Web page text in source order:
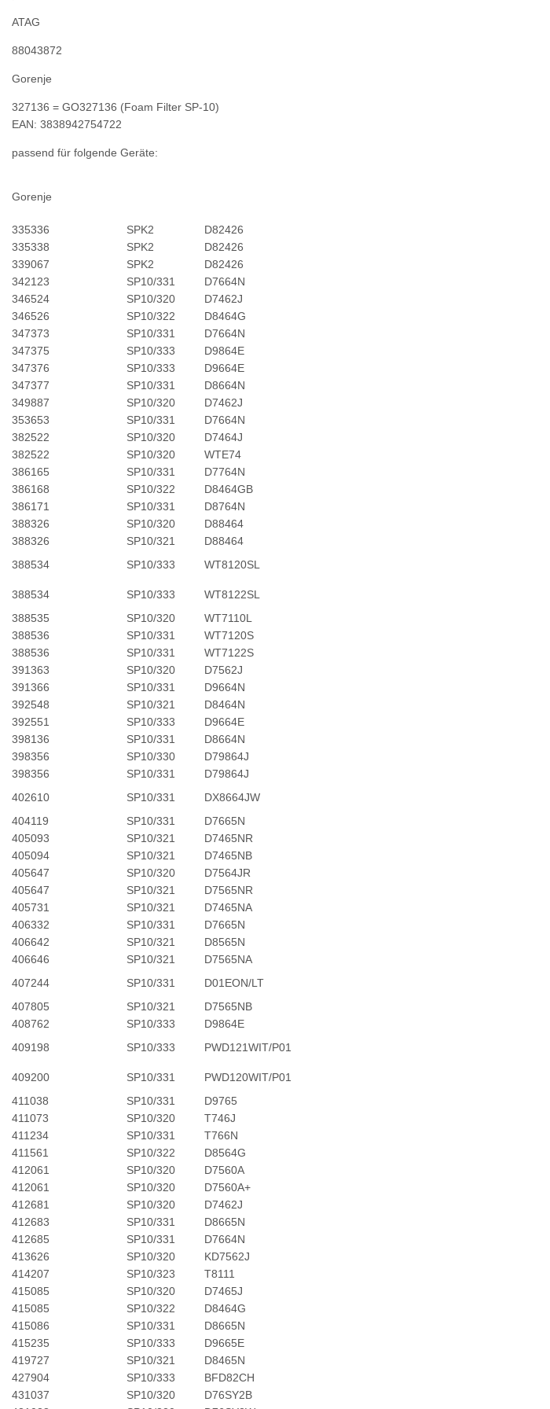
ATAG
88043872
Gorenje
327136 = GO327136 (Foam Filter SP-10)
EAN: 3838942754722
passend für folgende Geräte:
Gorenje
335336 SPK2
D82426
335338
SPK2
D82426
339067
SPK2
D82426
342123
SP10/331
D7664N
346524
SP10/320
D7462J
346526
SP10/322
D8464G
347373
SP10/331
D7664N
347375
SP10/333
D9864E
347376
SP10/333
D9664E
347377
SP10/331
D8664N
349887
SP10/320
D7462J
353653
SP10/331
D7664N
382522
SP10/320
D7464J
382522
SP10/320
WTE74
386165
SP10/331
D7764N
386168
SP10/322
D8464GB
386171
SP10/331
D8764N
388326
SP10/320
D88464
388326
SP10/321
D88464
388534
SP10/333 WT8120SL
388534 SP10/333
WT8122SL
388535
SP10/320
WT7110L
388536
SP10/331
WT7120S
388536
SP10/331
WT7122S
391363
SP10/320
D7562J
391366
SP10/331
D9664N
392548
SP10/321
D8464N
392551
SP10/333
D9664E
398136
SP10/331
D8664N
398356
SP10/330
D79864J
398356
SP10/331
D79864J
402610
SP10/331
DX8664JW
404119
SP10/331
D7665N
405093
SP10/321
D7465NR
405094
SP10/321
D7465NB
405647
SP10/320
D7564JR
405647
SP10/321
D7565NR
405731
SP10/321
D7465NA
406332
SP10/331
D7665N
406642
SP10/321
D8565N
406646
SP10/321
D7565NA
407244
SP10/331
D01EON/LT
407805
SP10/321
D7565NB
408762
SP10/333
D9864E
409198
SP10/333 PWD121WIT/P01
409200 SP10/331
PWD120WIT/P01
411038
SP10/331
D9765
411073
SP10/320
T746J
411234
SP10/331
T766N
411561
SP10/322
D8564G
412061
SP10/320
D7560A
412061
SP10/320
D7560A+
412681
SP10/320
D7462J
412683
SP10/331
D8665N
412685
SP10/331
D7664N
413626
SP10/320
KD7562J
414207
SP10/323
T8111
415085
SP10/320
D7465J
415085
SP10/322
D8464G
415086
SP10/331
D8665N
415235
SP10/333
D9665E
419727
SP10/321
D8465N
427904
SP10/333
BFD82CH
431037
SP10/320
D76SY2B